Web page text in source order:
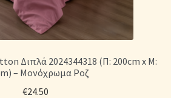
Διπλά 2024344318 (Π: 200cm x Μ:
– Μονόχρωμα Ροζ
€24.50